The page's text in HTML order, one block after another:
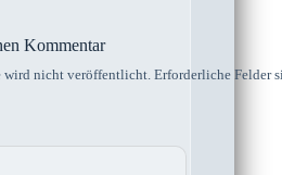
Kommentar
wird nicht veröffentlicht. Erforderliche Felder